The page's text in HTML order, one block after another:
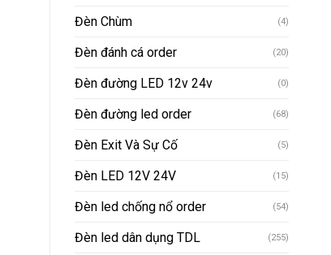
Đèn Chùm (4)
Đèn đánh cá order (20)
Đèn đường LED 12v 24v (0)
Đèn đường led order (68)
Đèn Exit Và Sự Cố (5)
Đèn LED 12V 24V (15)
Đèn led chống nổ order (54)
Đèn led dân dụng TDL (255)